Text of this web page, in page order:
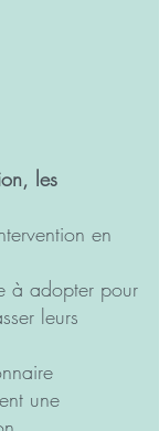
les
en
à adopter pour
leurs
une